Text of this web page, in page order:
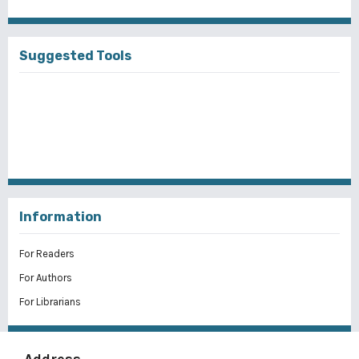
Suggested Tools
Information
For Readers
For Authors
For Librarians